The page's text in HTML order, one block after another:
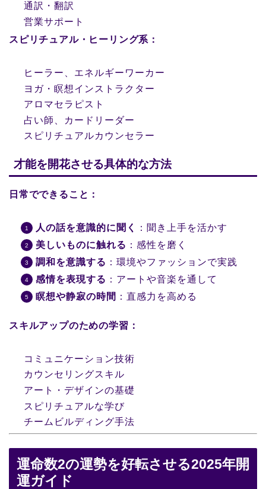
通訳・翻訳
営業サポート
スピリチュアル・ヒーリング系：
ヒーラー、エネルギーワーカー
ヨガ・瞑想インストラクター
アロマセラピスト
占い師、カードリーダー
スピリチュアルカウンセラー
才能を開花させる具体的な方法
日常でできること：
人の話を意識的に聞く
：聞き上手を活かす
美しいものに触れる ：感性を磨く
調和を意識する ：環境やファッションで実践
感情を表現する ：アートや音楽を通して
瞑想や静寂の時間 ：直感力を高める
スキルアップのための学習：
コミュニケーション技術
カウンセリングスキル
アート・デザインの基礎
スピリチュアルな学び
チームビルディング手法
運命数2の運勢を好転させる2025年開
運ガイド